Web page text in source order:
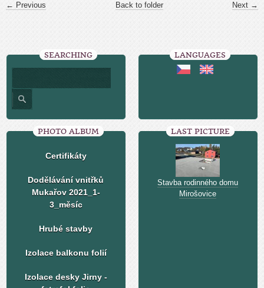
← Previous Next →
Back to folder
SEARCHING LANGUAGES
PHOTO ALBUM
Certifikáty
Dodělávání vnitřků
Mukařov 2021_1-
3_měsíc
Hrubé stavby
Izolace balkonu folií
Izolace desky Jirny -
LAST PICTURE
Stavba rodinného domu
Mirošovice